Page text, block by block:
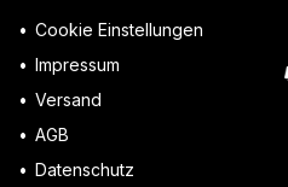
Cookie Einstellungen
Impressum
Versand
AGB
Datenschutz